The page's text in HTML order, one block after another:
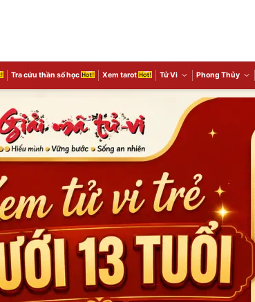
Tra cứu thần số học Xem tarot Tử Vi Phong Thủy